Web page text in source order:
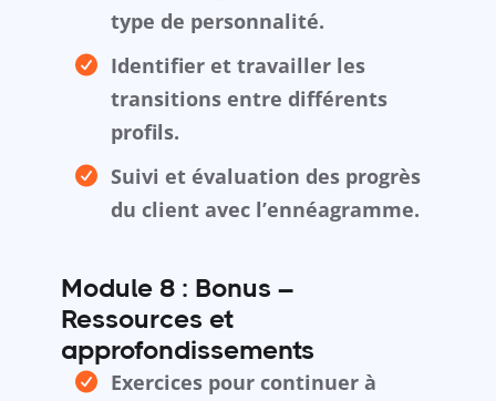
type de personnalité.
Identifier et travailler les
transitions entre différents
profils.
Suivi et évaluation des progrès
du client avec l’ennéagramme.
Module 8 : Bonus –
Ressources et
approfondissements
Exercices pour continuer à